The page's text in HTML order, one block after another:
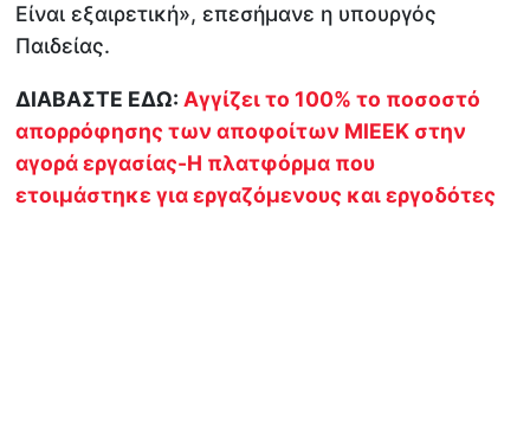
Είναι εξαιρετική», επεσήμανε η υπουργός
Παιδείας.
ΔΙΑΒΑΣΤΕ ΕΔΩ: Αγγίζει το 100% το ποσοστό
απορρόφησης των αποφοίτων ΜΙΕΕΚ στην
αγορά εργασίας-Η πλατφόρμα που
ετοιμάστηκε για εργαζόμενους και εργοδότες